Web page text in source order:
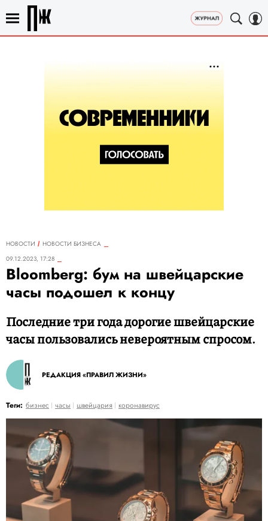
НОВОСТИ
НОВОСТИ БИЗНЕСА
09.12.2023, 17:28
Bloomberg: бум на швейцарские
часы подошел к концу
Последние три года дорогие швейцарские
часы пользовались невероятным спросом.
РЕДАКЦИЯ «ПРАВИЛ ЖИЗНИ»
Теги: бизнес часы швейцария коронавирус